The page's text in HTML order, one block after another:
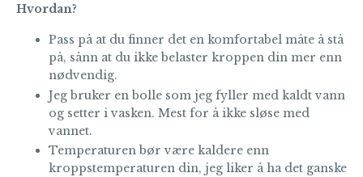
Hvordan?
Pass på at du finner det en komfortabel måte å stå
på, sånn at du ikke belaster kroppen din mer enn
nødvendig.
Jeg bruker en bolle som jeg fyller med kaldt vann
og setter i vasken. Mest for å ikke sløse med
vannet.
Temperaturen bør være kaldere enn
kroppstemperaturen din, jeg liker å ha det ganske